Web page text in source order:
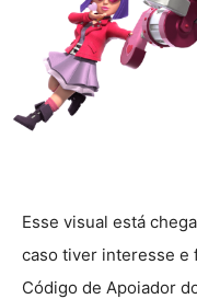
Esse visual está
caso tiver interesse e
Código de Apoiador